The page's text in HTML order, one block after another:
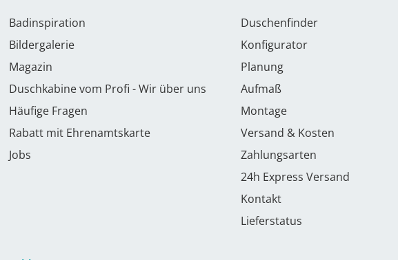
Badinspiration
Bildergalerie
Magazin
Duschkabine vom Profi - Wir über uns
Häufige Fragen
Rabatt mit Ehrenamtskarte
Jobs
Duschenfinder
Konfigurator
Planung
Aufmaß
Montage
Versand & Kosten
Zahlungsarten
24h Express Versand
Kontakt
Lieferstatus